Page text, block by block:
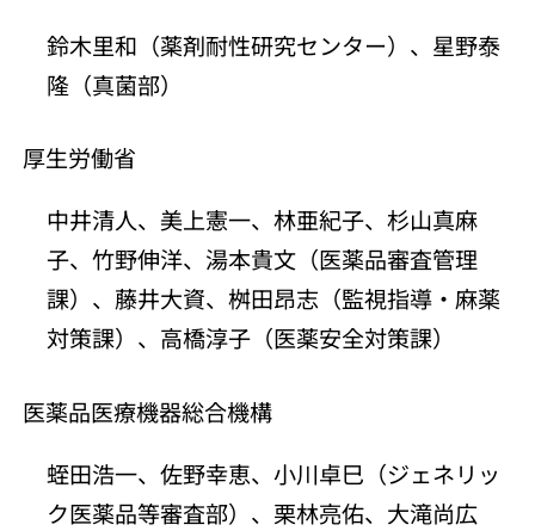
鈴木里和（薬剤耐性研究センター）、星野泰
隆（真菌部）
厚生労働省
中井清人、美上憲一、林亜紀子、杉山真麻
子、竹野伸洋、湯本貴文（医薬品審査管理
課）、藤井大資、桝田昂志（監視指導・麻薬
対策課）、高橋淳子（医薬安全対策課）
医薬品医療機器総合機構
蛭田浩一、佐野幸恵、小川卓巳（ジェネリッ
ク医薬品等審査部）、栗林亮佑、大滝尚広